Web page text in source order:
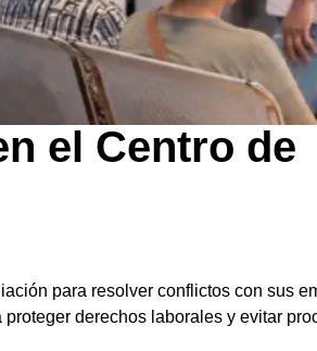
el Centro de
para resolver conflictos con sus
derechos laborales y evitar